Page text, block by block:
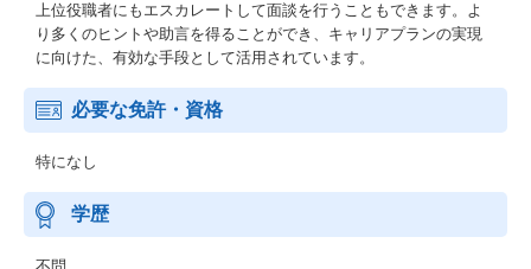
上位役職者にもエスカレートして面談を行うこともできます。よ
り多くのヒントや助言を得ることができ、キャリアプランの実現
に向けた、有効な手段として活用されています。
必要な免許・資格
特になし
学歴